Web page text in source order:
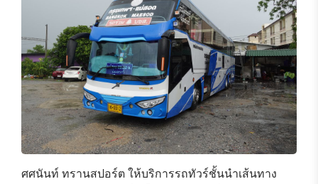
ศศนันท์ ทรานสปอร์ตให้บริการรถทัวร์ชั้นนำเส้นทาง